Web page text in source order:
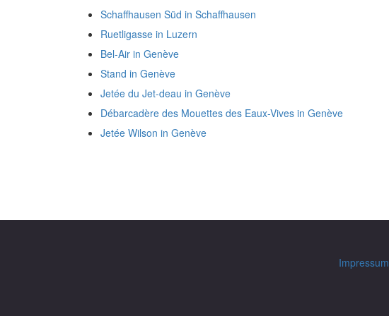
Schaffhausen Süd in Schaffhausen
Ruetligasse in Luzern
Bel-Air in Genève
Stand in Genève
Jetée du Jet-deau in Genève
Débarcadère des Mouettes des Eaux-Vives in Genève
Jetée Wilson in Genève
Impressum